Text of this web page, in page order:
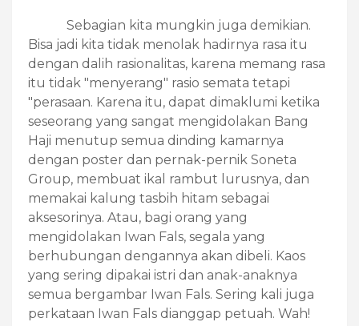
Sebagian kita mungkin juga demikian.
Bisa jadi kita tidak menolak hadirnya rasa itu
dengan dalih rasionalitas, karena memang rasa
itu tidak "menyerang" rasio semata tetapi
"perasaan. Karena itu, dapat dimaklumi ketika
seseorang yang sangat mengidolakan Bang
Haji menutup semua dinding kamarnya
dengan poster dan pernak-pernik Soneta
Group, membuat ikal rambut lurusnya, dan
memakai kalung tasbih hitam sebagai
aksesorinya. Atau, bagi orang yang
mengidolakan Iwan Fals, segala yang
berhubungan dengannya akan dibeli. Kaos
yang sering dipakai istri dan anak-anaknya
semua bergambar Iwan Fals. Sering kali juga
perkataan Iwan Fals dianggap petuah. Wah!